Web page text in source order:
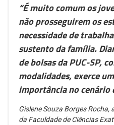
“É muito comum os
não prosseguirem os
necessidade de
sustento da família.
de bolsas da PUC-SP,
modalidades, exerce
importância no cenário
Gislene Souza Borges
da Faculdade de Ciências